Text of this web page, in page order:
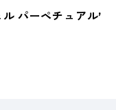
パーペチュアル’